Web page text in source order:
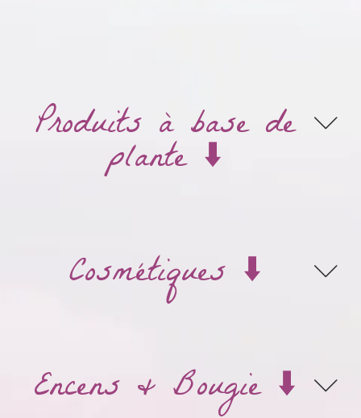
Produits à base de
plante ⬇️
Cosmétiques ⬇️
Encens & Bougie ⬇️